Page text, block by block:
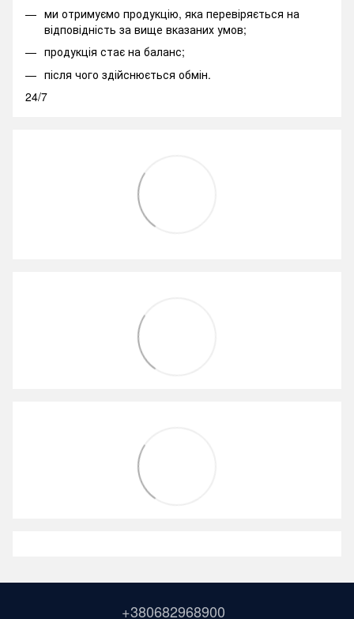
ми отримуємо продукцію, яка перевіряється на
відповідність за вище вказаних умов;
продукція стає на баланс;
після чого здійснюється обмін.
24/7
+380682968900